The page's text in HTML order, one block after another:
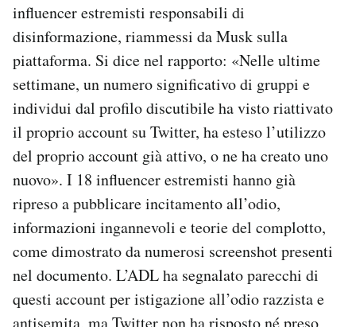
influencer estremisti responsabili di
disinformazione, riammessi da Musk sulla
piattaforma. Si dice nel rapporto: «Nelle ultime
settimane, un numero significativo di gruppi e
individui dal profilo discutibile ha visto riattivato
il proprio account su Twitter, ha esteso l’utilizzo
del proprio account già attivo, o ne ha creato uno
nuovo». I 18 influencer estremisti hanno già
ripreso a pubblicare incitamento all’odio,
informazioni ingannevoli e teorie del complotto,
come dimostrato da numerosi screenshot presenti
nel documento. L’ADL ha segnalato parecchi di
questi account per istigazione all’odio razzista e
antisemita, ma Twitter non ha risposto né preso